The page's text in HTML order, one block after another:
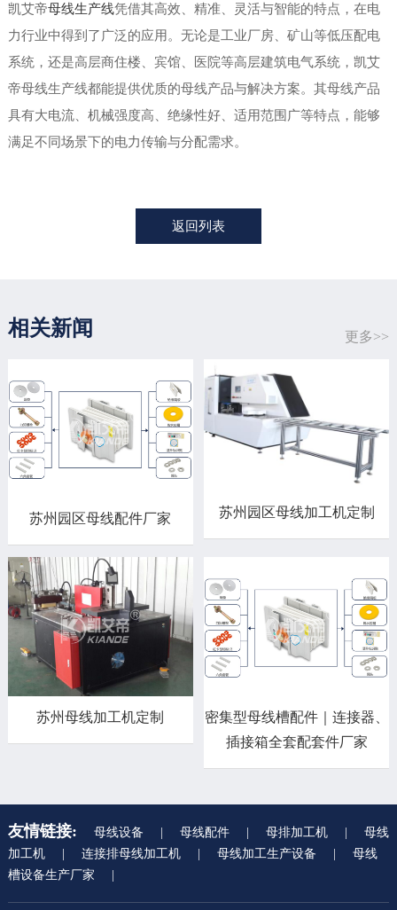
凯艾帝母线生产线凭借其高效、精准、灵活与智能的特点，在电
力行业中得到了广泛的应用。无论是工业厂房、矿山等低压配电
系统，还是高层商住楼、宾馆、医院等高层建筑电气系统，凯艾
帝母线生产线都能提供优质的母线产品与解决方案。其母线产品
具有大电流、机械强度高、绝缘性好、适用范围广等特点，能够
满足不同场景下的电力传输与分配需求。
返回列表
更多>>
相关新闻
苏州园区母线配件厂家 苏州园区母线加工机定制
苏州母线加工机定制
密集型母线槽配件｜连接器、
插接箱全套配套件厂家
友情链接: 母线设备 | 母线配件 | 母排加工机 |
母线
加工机
| 连接排母线加工机 | 母线加工生产设备 |
母线
槽设备生产厂家
|